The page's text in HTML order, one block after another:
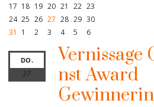
17 18 19 20 21 22 23
24 25 26 27 28 29 30
31
1 2 3 4 5 6
DO.
27
Vernissage
nst Award